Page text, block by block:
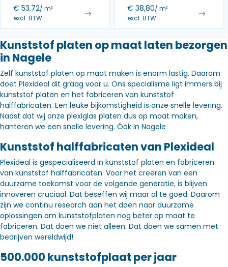
€ 53,72/ m²
excl. BTW
€ 38,80/ m²
excl. BTW
Kunststof platen op maat laten bezorgen
in Nagele
Zelf kunststof platen op maat maken is enorm lastig. Daarom
doet Plexideal dit graag voor u. Ons specialisme ligt immers bij
kunststof platen en het fabriceren van kunststof
halffabricaten. Een leuke bijkomstigheid is onze snelle levering.
Naast dat wij onze plexiglas platen dus op maat maken,
hanteren we een snelle levering. Óók in Nagele
Kunststof halffabricaten van Plexideal
Plexideal is gespecialiseerd in kunststof platen en fabriceren
van kunststof halffabricaten. Voor het creëren van een
duurzame toekomst voor de volgende generatie, is blijven
innoveren cruciaal. Dat beseffen wij maar al te goed. Daarom
zijn we continu research aan het doen naar duurzame
oplossingen om kunststofplaten nog beter op maat te
fabriceren. Dat doen we niet alleen. Dat doen we samen met
bedrijven wereldwijd!
500.000 kunststofplaat per jaar